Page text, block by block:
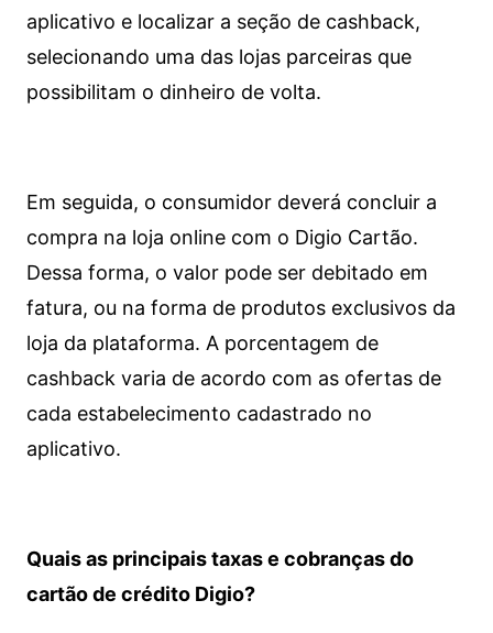
aplicativo e localizar a seção de cashback,
selecionando uma das lojas parceiras que
possibilitam o dinheiro de volta.
Em seguida, o consumidor deverá concluir a
compra na loja online com o Digio Cartão.
Dessa forma, o valor pode ser debitado em
fatura, ou na forma de produtos exclusivos da
loja da plataforma. A porcentagem de
cashback varia de acordo com as ofertas de
cada estabelecimento cadastrado no
aplicativo.
Quais as principais taxas e cobranças do
cartão de crédito Digio?